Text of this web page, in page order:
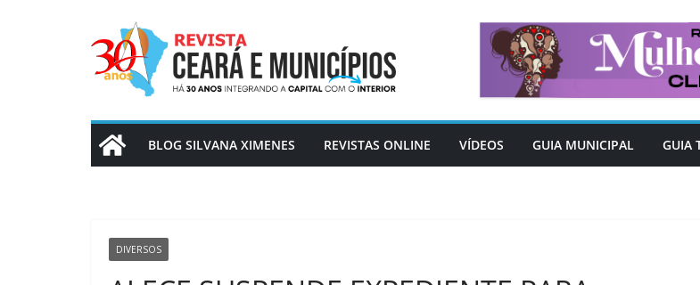
BLOG SILVANA XIMENES REVISTAS ONLINE VÍDEOS GUIA MUNICIPAL GUIA
DIVERSOS